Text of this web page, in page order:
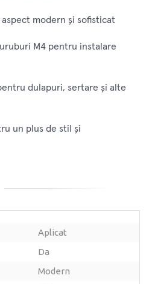
modern și sofisticat
M4 pentru instalare
dulapuri, sertare și alte
un plus de stil și
Aplicat
Da
Modern